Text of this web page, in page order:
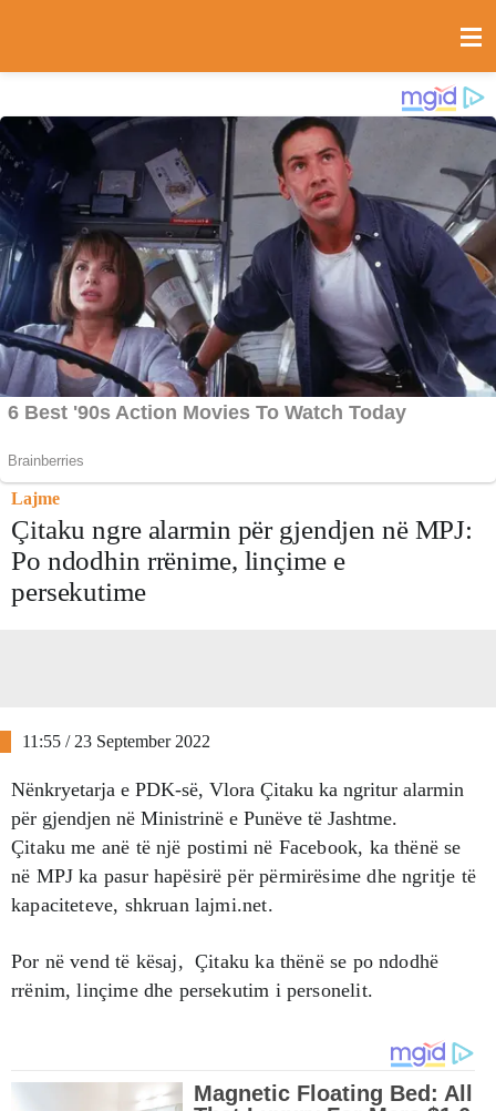
Lajme
Çitaku ngre alarmin për gjendjen në MPJ:
Po ndodhin rrënime, linçime e
persekutime
11:55 / 23 September 2022
Nënkryetarja e PDK-së, Vlora Çitaku ka ngritur alarmin
për gjendjen në Ministrinë e Punëve të Jashtme.
Çitaku me anë të një postimi në Facebook, ka thënë se
në MPJ ka pasur hapësirë për përmirësime dhe ngritje të
kapaciteteve, shkruan lajmi.net.
Por në vend të kësaj, Çitaku ka thënë se po ndodhë
rrënim, linçime dhe persekutim i personelit.